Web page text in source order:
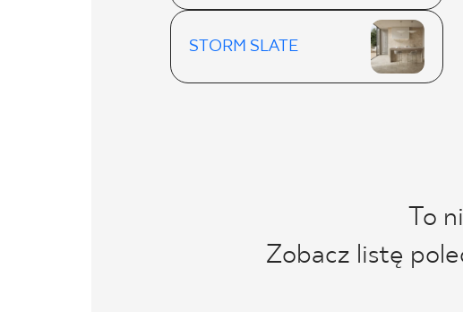
STORM SLATE
To
Zobacz listę